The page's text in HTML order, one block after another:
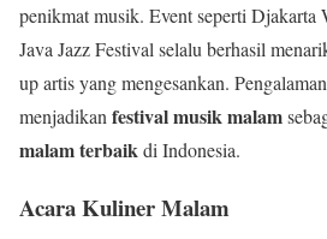
penikmat musik. Event seperti Djakarta
Java Jazz Festival selalu berhasil
up artis yang mengesankan.
menjadikan festival musik malam
malam terbaik di Indonesia.
Acara Kuliner Malam